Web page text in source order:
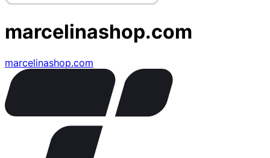
marcelinashop.com
marcelinashop.com